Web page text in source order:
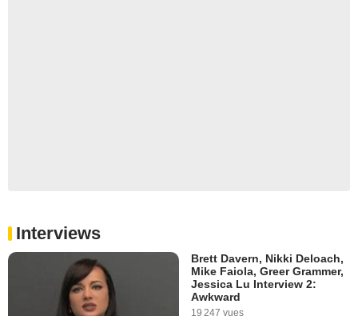
Interviews
Brett Davern, Nikki Deloach,
Mike Faiola, Greer Grammer,
Jessica Lu Interview 2:
Awkward
19 247 vues